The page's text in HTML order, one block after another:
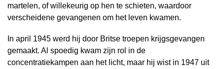
martelen, of willekeurig op hen te schieten, waardoor
verscheidene gevangenen om het leven kwamen.
In april 1945 werd hij door Britse troepen krijgsgevangen
gemaakt. Al spoedig kwam zijn rol in de
concentratiekampen aan het licht, maar hij wist in 1947 uit